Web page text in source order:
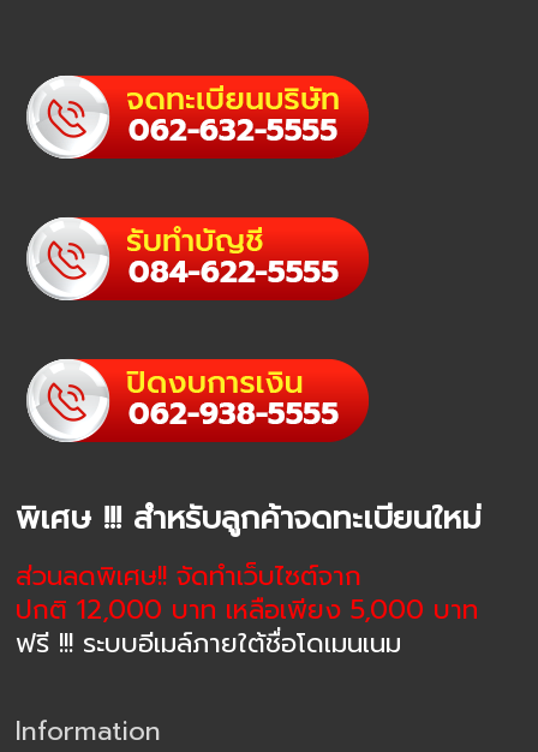
พิเศษ !!! สำหรับลูกค้าจดทะเบียนใหม่
ส่วนลดพิเศษ!! จัดทำเว็บไซต์จาก
ปกติ 12,000 บาท เหลือเพียง 5,000 บาท
ฟรี !!! ระบบอีเมล์ภายใต้ชื่อโดเมนเนม
Information